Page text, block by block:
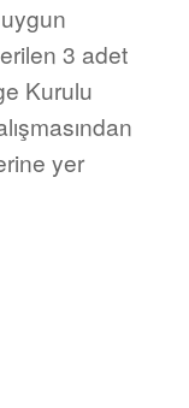
3 adet
Kurulu
yer